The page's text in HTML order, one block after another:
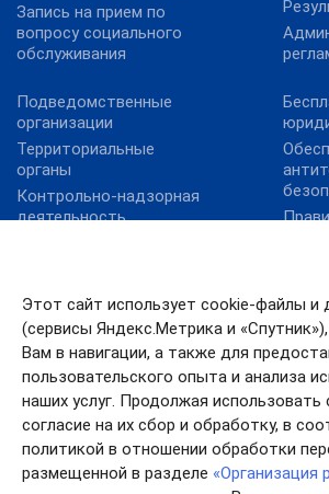
Этот сайт использует cookie-файлы и
(сервисы Яндекс.Метрика и
Вам в навигации, а также для
пользовательского опыта и анализа
наших услуг. Продолжая использовать
согласие на их сбор и обработку, в
политикой в отношении обработки
размещенной в разделе «Организация
Запись на прием по
вопросу социального
обслуживания
Подведомственные
организации
Территориальные
органы
Контрольно-надзорная
деятельность